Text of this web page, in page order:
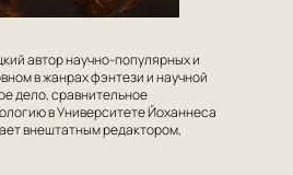
автор научно-популярных и
в жанрах фэнтези и научной
дело, сравнительное
в Университете Йоханнеса
внештатным редактором,